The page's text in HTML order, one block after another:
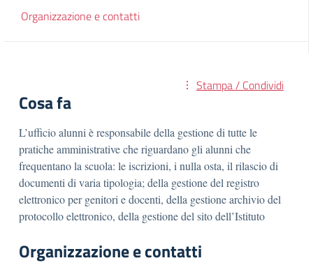
Organizzazione e contatti
Stampa / Condividi
Cosa fa
L’ufficio alunni è responsabile della gestione di tutte le
pratiche amministrative che riguardano gli alunni che
frequentano la scuola: le iscrizioni, i nulla osta, il rilascio di
documenti di varia tipologia; della gestione del registro
elettronico per genitori e docenti, della gestione archivio del
protocollo elettronico, della gestione del sito dell’Istituto
Organizzazione e contatti